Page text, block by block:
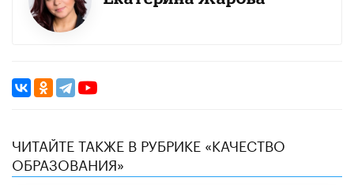
ЧИТАЙТЕ ТАКЖЕ В РУБРИКЕ «КАЧЕСТВО
ОБРАЗОВАНИЯ»